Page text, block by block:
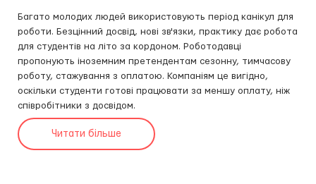
Багато молодих людей використовують період канікул для
роботи. Безцінний досвід, нові зв'язки, практику дає робота
для студентів на літо за кордоном. Роботодавці
пропонують іноземним претендентам сезонну, тимчасову
роботу, стажування з оплатою. Компаніям це вигідно,
оскільки студенти готові працювати за меншу оплату, ніж
співробітники з досвідом.
Читати більше